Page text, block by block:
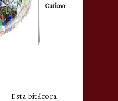
Curioso
Esta bitácora